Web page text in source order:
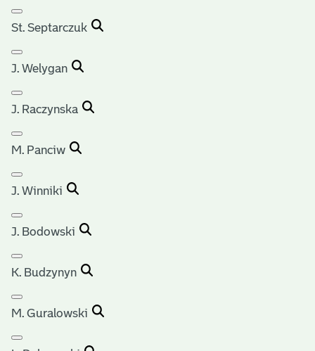
St. Septarczuk
J. Welygan
J. Raczynska
M. Panciw
J. Winniki
J. Bodowski
K. Budzynyn
M. Guralowski